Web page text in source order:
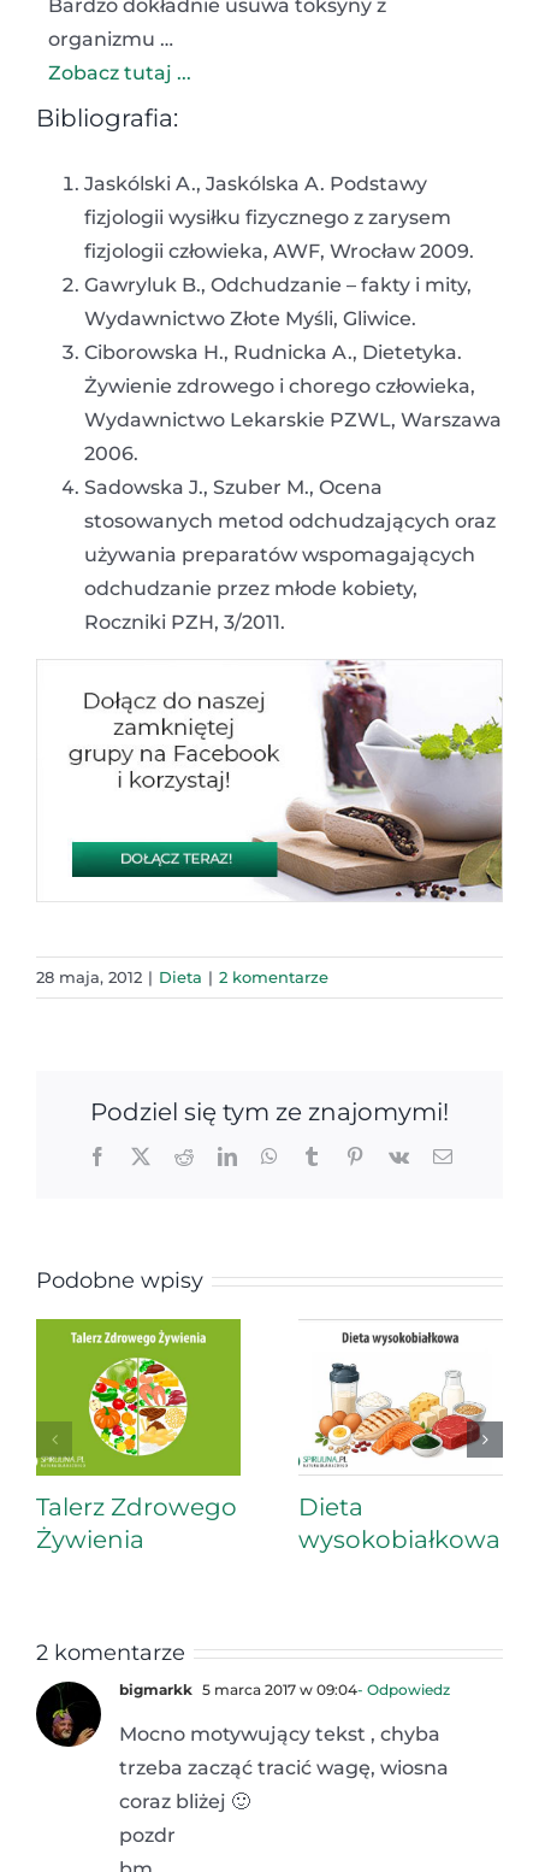
Bardzo dokładnie usuwa toksyny z
organizmu …
Zobacz tutaj ...
Bibliografia:
Jaskólski A., Jaskólska A. Podstawy
fizjologii wysiłku fizycznego z zarysem
fizjologii człowieka, AWF, Wrocław 2009.
Gawryluk B., Odchudzanie – fakty i mity,
Wydawnictwo Złote Myśli, Gliwice.
Ciborowska H., Rudnicka A., Dietetyka.
Żywienie zdrowego i chorego człowieka,
Wydawnictwo Lekarskie PZWL, Warszawa
2006.
Sadowska J., Szuber M., Ocena
stosowanych metod odchudzających oraz
używania preparatów wspomagających
odchudzanie przez młode kobiety,
Roczniki PZH, 3/2011.
28 maja, 2012 | Dieta | 2 komentarze
Podziel się tym ze znajomymi!
Facebook
X RedditLinkedInWhatsApp
TumblrPinterest
Vk Email
Podobne wpisy
Talerz Zdrowego
Żywienia
Dieta
wysokobiałkowa
2 komentarze
bigmarkk 5 marca 2017 w 09:04- Odpowiedz
Mocno motywujący tekst , chyba
trzeba zacząć tracić wagę, wiosna
coraz bliżej 🙂
pozdr